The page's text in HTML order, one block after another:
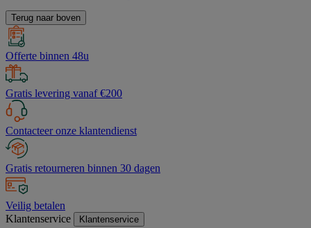
Terug naar boven
Offerte binnen 48u
Gratis levering vanaf €200
Contacteer onze klantendienst
Gratis retourneren binnen 30 dagen
Veilig betalen
Klantenservice
Klantenservice